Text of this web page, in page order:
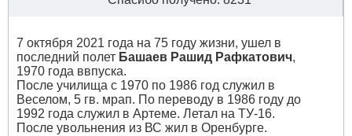
7 октября 2021 года на 75 году жизни, ушел в
последний полет Башаев Рашид Рафкатович,
1970 года ввпуска.
После училища с 1970 по 1986 год служил в
Веселом, 5 гв. мрап. По переводу в 1986 году до
1992 года служил в Артеме. Летал на ТУ-16.
После увольнения из ВС жил в Оренбурге.